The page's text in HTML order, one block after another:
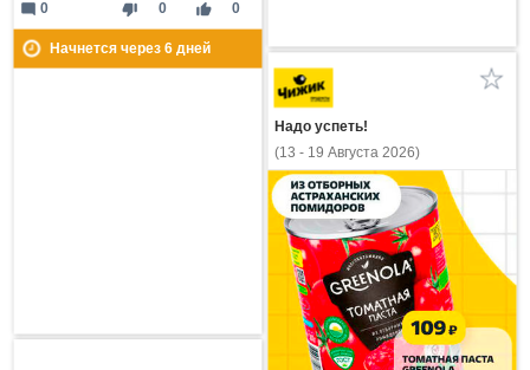
thumb_down 0 thumb_up 0
mode_comment 0
Начнется через 6дней
Надо успеть!
(13 - 19 Августа 2026)